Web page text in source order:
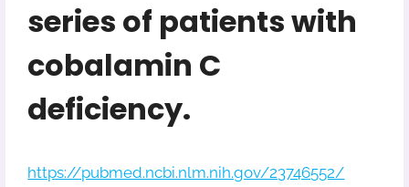
series of patients with
cobalamin C
deficiency.
https://pubmed.ncbi.nlm.nih.gov/23746552/